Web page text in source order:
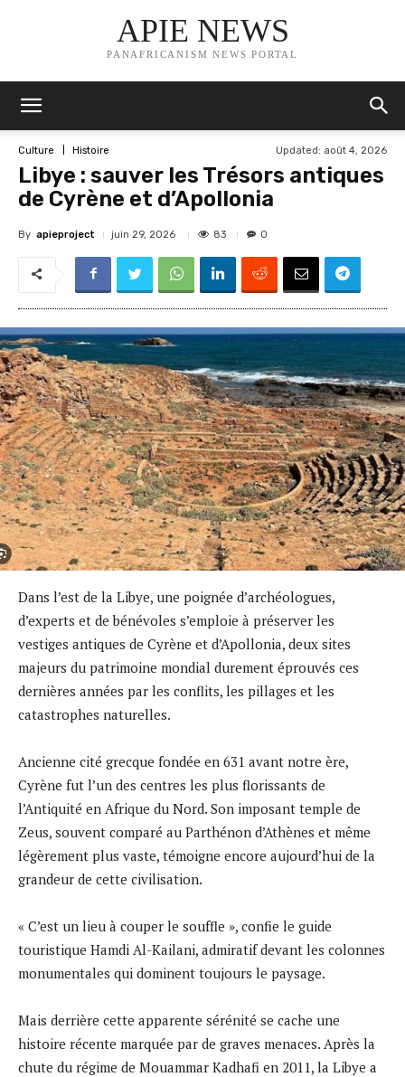
APIE NEWS
PANAFRICANISM NEWS PORTAL
Culture Histoire Updated: août 4, 2026
Libye : sauver les Trésors antiques
de Cyrène et d’Apollonia
By apieproject juin 29, 2026 83 0
Dans l’est de la Libye, une poignée d’archéologues,
d’experts et de bénévoles s’emploie à préserver les
vestiges antiques de Cyrène et d’Apollonia, deux sites
majeurs du patrimoine mondial durement éprouvés ces
dernières années par les conflits, les pillages et les
catastrophes naturelles.
Ancienne cité grecque fondée en 631 avant notre ère,
Cyrène fut l’un des centres les plus florissants de
l’Antiquité en Afrique du Nord. Son imposant temple de
Zeus, souvent comparé au Parthénon d’Athènes et même
légèrement plus vaste, témoigne encore aujourd’hui de la
grandeur de cette civilisation.
« C’est un lieu à couper le souffle », confie le guide
touristique Hamdi Al-Kailani, admiratif devant les colonnes
monumentales qui dominent toujours le paysage.
Mais derrière cette apparente sérénité se cache une
histoire récente marquée par de graves menaces. Après la
chute du régime de Mouammar Kadhafi en 2011, la Libye a